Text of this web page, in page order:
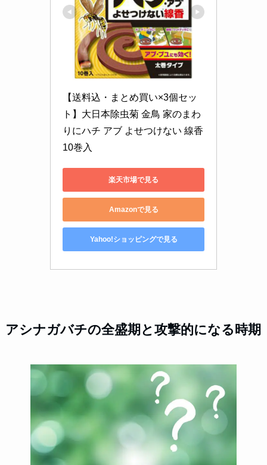
【送料込・まとめ買い×3個セッ
ト】大日本除虫菊 金鳥 家のまわ
りにハチ アブ よせつけない 線香
10巻入
楽天市場で見る
Amazonで見る
Yahoo!ショッピングで見る
アシナガバチの全盛期と攻撃的になる時期